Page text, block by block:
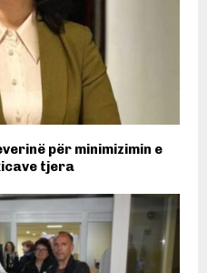
për minimizimin e
tjera